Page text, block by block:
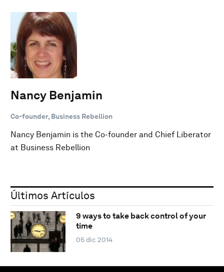
Nancy Benjamin
Co-founder, Business Rebellion
Nancy Benjamin is the Co-founder and Chief Liberator
at Business Rebellion
Últimos Artículos
9 ways to take back control of your
time
05 dic 2014